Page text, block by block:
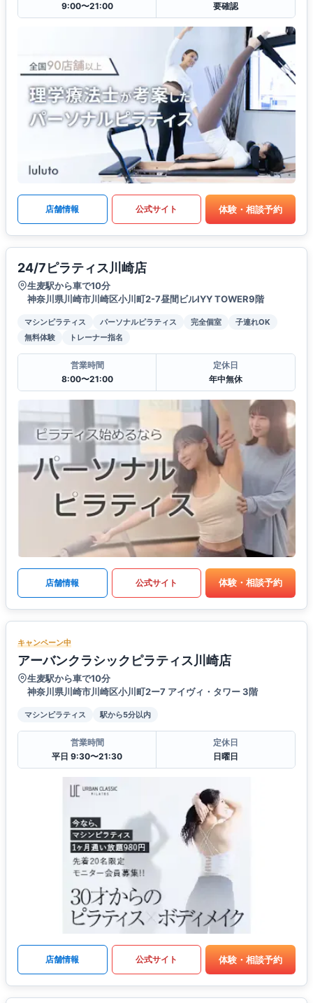
9:00〜21:00
要確認
店舗情報 公式サイト 体験・相談予約
24/7ピラティス川崎店
生麦駅から車で10分
神奈川県川崎市川崎区小川町2-7昼間ビルIYY TOWER9階
マシンピラティス パーソナルピラティス 完全個室
子連れOK
無料体験
トレーナー指名
営業時間
8:00〜21:00
定休日
年中無休
店舗情報 公式サイト 体験・相談予約
キャンペーン中
アーバンクラシックピラティス川崎店
生麦駅から車で10分
神奈川県川崎市川崎区小川町2ー7 アイヴィ・タワー 3階
マシンピラティス 駅から5分以内
営業時間
平日 9:30〜21:30
定休日
日曜日
店舗情報 公式サイト 体験・相談予約